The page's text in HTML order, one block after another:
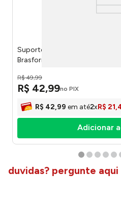
Suporte Fixo Ultra Slim Para Tv
Brasforma
R$ 49,99
R$ 42,99no PIX
R$ 42,99 em até2xR$ 21,
Adicionar
duvidas? pergunte aqui